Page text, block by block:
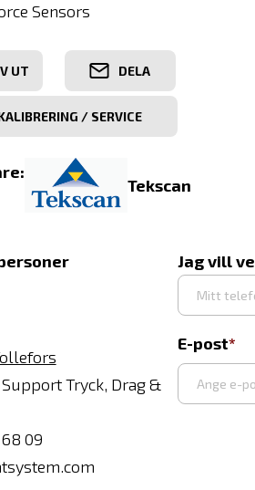
Sensors
UT DELA
/ SERVICE
Tekscan
Tryck, Drag &
09
Jag vill
E-post